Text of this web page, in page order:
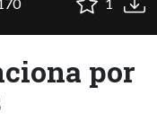
por